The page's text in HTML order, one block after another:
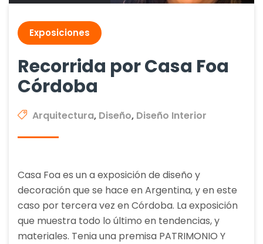
Exposiciones
Recorrida por Casa Foa
Córdoba
Arquitectura, Diseño, Diseño Interior
Casa Foa es un a exposición de diseño y
decoración que se hace en Argentina, y en este
caso por tercera vez en Córdoba. La exposición
que muestra todo lo último en tendencias, y
materiales. Tenia una premisa PATRIMONIO Y